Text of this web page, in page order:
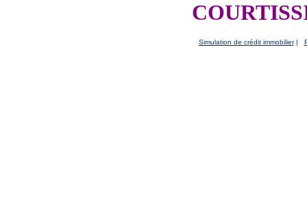
Simulation de crédit immobilier|